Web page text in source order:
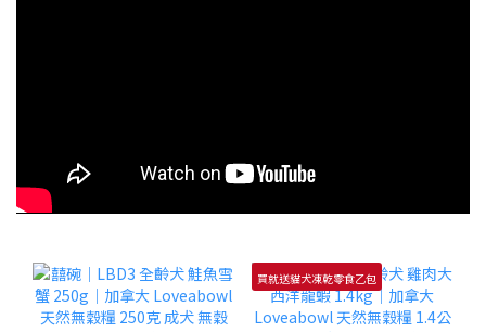
買就送貓犬凍乾零食乙包